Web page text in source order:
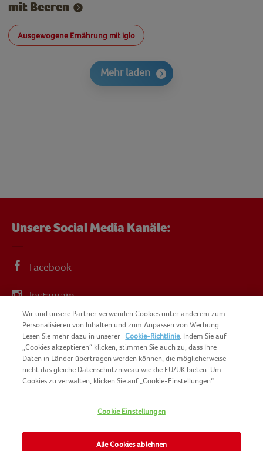
mit Beeren
Ausgewogene Ernährung mit iglo
Mehr laden
Unsere Social Media Kanäle:
Facebook
Instagram
YouTube
SITEMAP
KONTAKT
IMPRESSUM
Wir und unsere Partner verwenden Cookies unter anderem zum
Personalisieren von Inhalten und zum Anpassen von Werbung.
Lesen Sie mehr dazu in unserer Cookie-Richtlinie. Indem Sie auf
„Cookies akzeptieren“ klicken, stimmen Sie auch zu, dass Ihre
Daten in Länder übertragen werden können, die möglicherweise
nicht das gleiche Datenschutzniveau wie die EU/UK bieten. Um
Cookies zu verwalten, klicken Sie auf „Cookie-Einstellungen“.
Cookie Einstellungen
Alle Cookies ablehnen